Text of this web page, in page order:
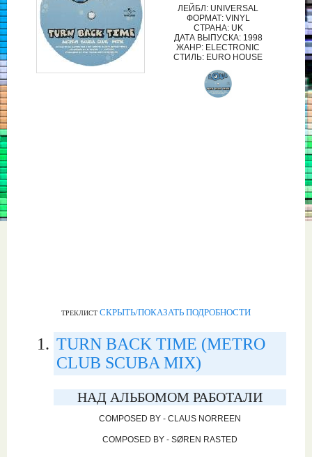
ЛЕЙБЛ: UNIVERSAL
ФОРМАТ: VINYL
СТРАНА: UK
ДАТА ВЫПУСКА: 1998
ЖАНР: ELECTRONIC
СТИЛЬ: EURO HOUSE
ТРЕКЛИСТ СКРЫТЬ/ПОКАЗАТЬ ПОДРОБНОСТИ
TURN BACK TIME (METRO
CLUB SCUBA MIX)
НАД АЛЬБОМОМ РАБОТАЛИ
COMPOSED BY - CLAUS NORREEN
COMPOSED BY - SØREN RASTED